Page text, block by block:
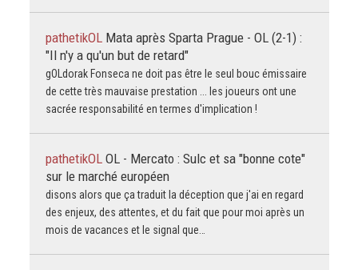
pathetikOL Mata après Sparta Prague - OL (2-1) :
"Il n'y a qu'un but de retard"
gOLdorak Fonseca ne doit pas être le seul bouc émissaire
de cette très mauvaise prestation ... les joueurs ont une
sacrée responsabilité en termes d'implication !
pathetikOL OL - Mercato : Sulc et sa "bonne cote"
sur le marché européen
disons alors que ça traduit la déception que j'ai en regard
des enjeux, des attentes, et du fait que pour moi après un
mois de vacances et le signal que…